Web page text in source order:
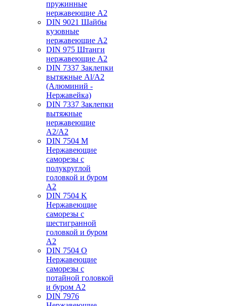
пружинные
нержавеющие А2
DIN 9021 Шайбы
кузовные
нержавеющие А2
DIN 975 Штанги
нержавеющие А2
DIN 7337 Заклепки
вытяжные Al/A2
(Алюминий -
Нержавейка)
DIN 7337 Заклепки
вытяжные
нержавеющие
A2/A2
DIN 7504 M
Нержавеющие
саморезы с
полукруглой
головкой и буром
А2
DIN 7504 K
Нержавеющие
саморезы с
шестигранной
головкой и буром
А2
DIN 7504 O
Нержавеющие
саморезы с
потайной головкой
и буром А2
DIN 7976